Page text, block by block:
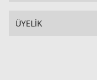
ÜYELİK